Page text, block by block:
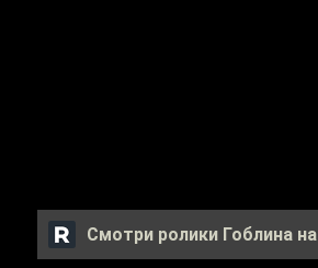
Смотри ролики Гоблина на